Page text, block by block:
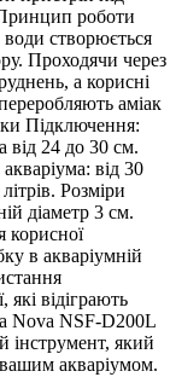
роботи
води створюється
Проходячи через
а корисні
аміак
Підключення:
від 24 до 30 см.
від 30
Розміри
діаметр 3 см.
корисної
в акваріумній
відіграють
Nova NSF-D200L
інструмент, який
акваріумом.